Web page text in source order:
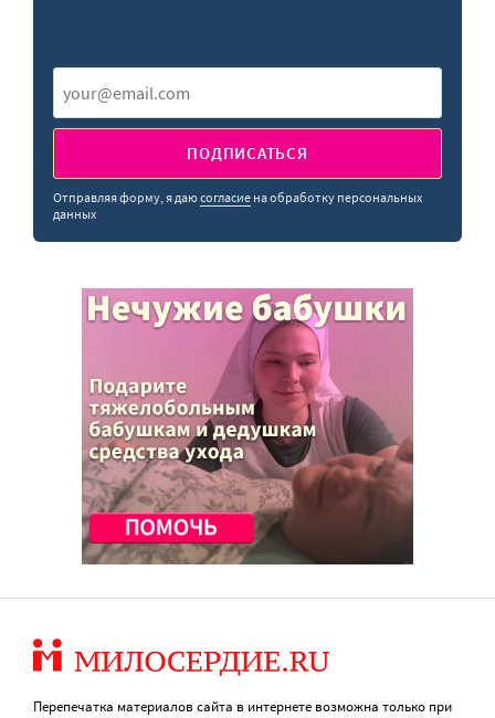
ПОДПИСАТЬСЯ
Отправляя форму, я даюсогласие на обработку персональных
данных
Перепечатка материалов сайта в интернете возможна только при